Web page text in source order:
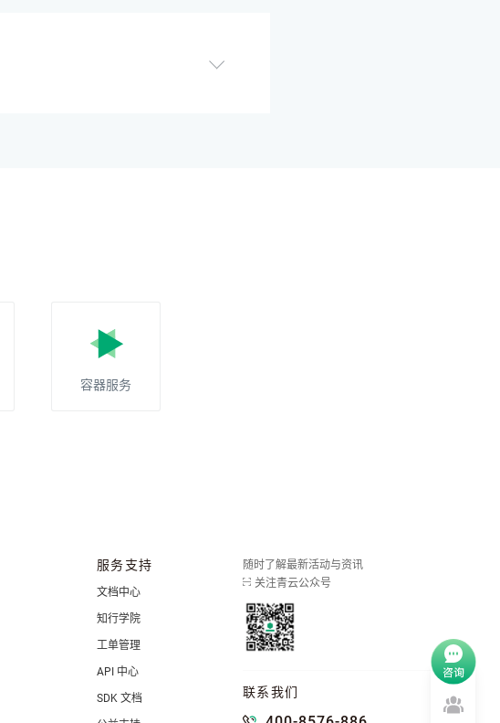
容器服务
服务支持
文档中心
知行学院
工单管理
API 中心
SDK 文档
随时了解最新活动与资讯
关注青云公众号
联系我们